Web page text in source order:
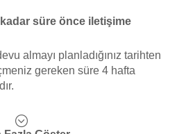
süre önce iletişime
almayı planladığınız tarihten
gereken süre 4 hafta